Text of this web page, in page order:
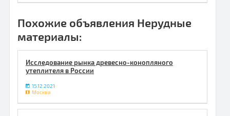
Похожие объявления Нерудные
материалы:
Исследование рынка древесно-конопляного
утеплителя в России
15.12.2021
Москва